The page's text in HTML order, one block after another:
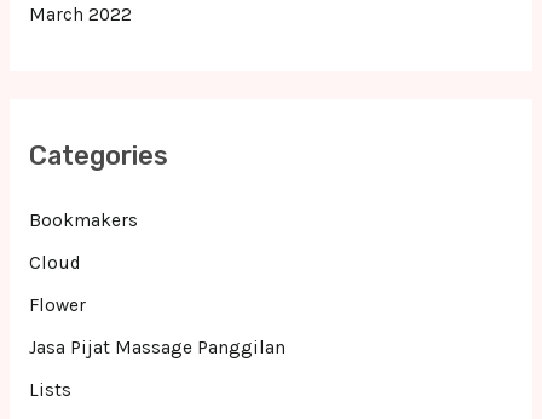
March 2022
Categories
Bookmakers
Cloud
Flower
Jasa Pijat Massage Panggilan
Lists